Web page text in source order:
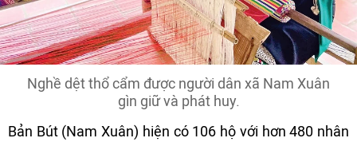
Nghề dệt thổ cẩm được người dân xã Nam Xuân
gìn giữ và phát huy.
Bản Bút (Nam Xuân) hiện có 106 hộ với hơn 480 nhân